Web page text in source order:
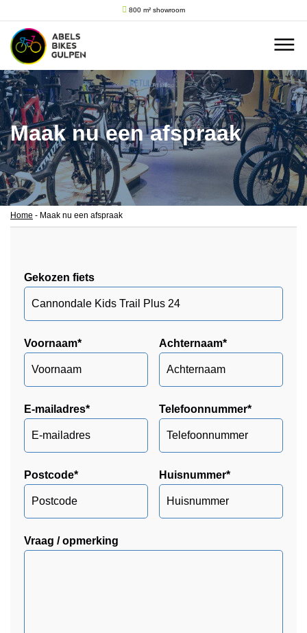
800 m² showroom
Maak nu een afspraak
Home - Maak nu een afspraak
Gekozen fiets
Voornaam* Achternaam*
E-mailadres* Telefoonnummer*
Postcode* Huisnummer*
Vraag / opmerking